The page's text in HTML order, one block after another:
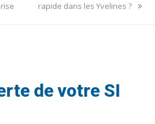
rapide dans les Yvelines ?
de votre SI